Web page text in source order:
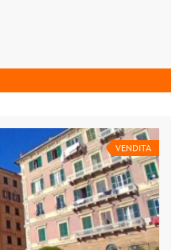
VENDITA